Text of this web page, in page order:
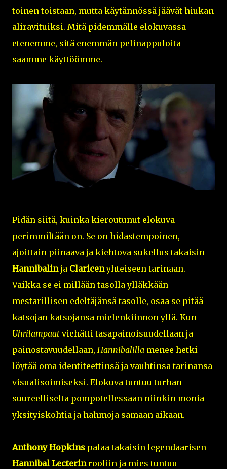
toinen toistaan, mutta käytännössä jäävät hiukan
aliravituiksi. Mitä pidemmälle elokuvassa
etenemme, sitä enemmän pelinappuloita
saamme käyttöömme.
Pidän siitä, kuinka kieroutunut elokuva
perimmiltään on. Se on hidastempoinen,
ajoittain piinaava ja kiehtova sukellus takaisin
Hannibalinja Claricenyhteiseen tarinaan.
Vaikka se ei millään tasolla ylläkkään
mestarillisen edeltäjänsä tasolle, osaa se pitää
katsojan katsojansa mielenkiinnon yllä. Kun
Uhrilampaat viehätti tasapainoisuudellaan ja
painostavuudellaan, Hannibalilla menee hetki
löytää oma identiteettinsä ja vauhtinsa tarinansa
visualisoimiseksi. Elokuva tuntuu turhan
suureelliselta pompotellessaan niinkin monia
yksityiskohtia ja hahmoja samaan aikaan.
Anthony Hopkins palaa takaisin legendaarisen
Hannibal Lecterinrooliin ja mies tuntuu